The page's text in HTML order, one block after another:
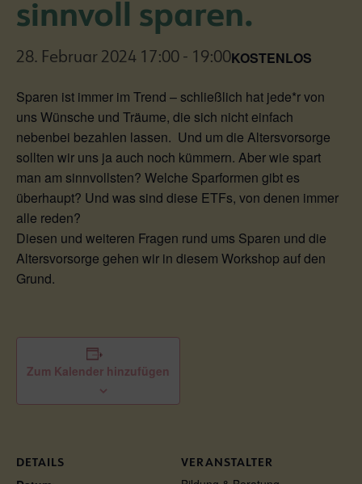
sinnvoll sparen.
28. Februar 2024 17:00 - 19:00KOSTENLOS
Sparen ist immer im Trend – schließlich hat jede*r von
uns Wünsche und Träume, die sich nicht einfach
nebenbei bezahlen lassen. Und um die Altersvorsorge
sollten wir uns ja auch noch kümmern. Aber wie spart
man am sinnvollsten? Welche Sparformen gibt es
überhaupt? Und was sind diese ETFs, von denen immer
alle reden?
Diesen und weiteren Fragen rund ums Sparen und die
Altersvorsorge gehen wir in diesem Workshop auf den
Grund.
Zum Kalender hinzufügen
DETAILS VERANSTALTER